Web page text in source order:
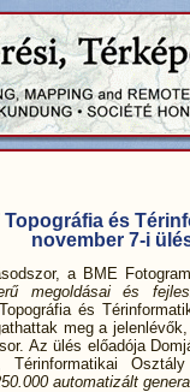
Topográfia és
november 7-i
a BME
megoldásai és
és
meg a
Az ülés előadója
Térinformatikai
automatizált